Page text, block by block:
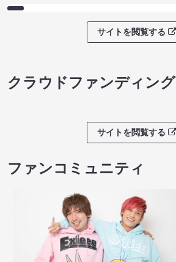
サイトを閲覧する
クラウドファンディング
サイトを閲覧する
ファンコミュニティ